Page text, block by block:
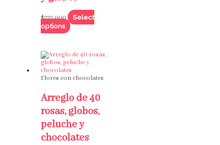
$222,000
Select
options
Flores con chocolates
Arreglo de 40
rosas, globos,
peluche y
chocolates